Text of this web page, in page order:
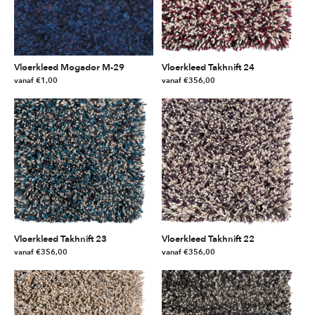
Vloerkleed Mogador M-29
vanaf€1,00
product
heeft
meerdere
variaties.
Deze
optie
kan
gekozen
worden
op
de
productpagina
Vloerkleed Takhnift 24
vanaf€356,00
product
heeft
meerdere
variaties.
Deze
optie
kan
gekozen
worden
op
de
productpagina
Vloerkleed Takhnift 23
vanaf€356,00
product
heeft
meerdere
Vloerkleed Takhnift 22
vanaf€356,00
product
heeft
meerdere